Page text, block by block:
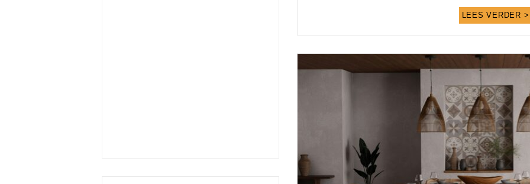
LEES VERDER >